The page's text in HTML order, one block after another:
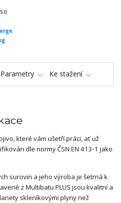
Parametry Ke stažení
které vám ušetří práci, ať už
dle normy ČSN EN 413-1 jako
surovin a jeho výroba je šetrná k
z Multibatu PLUS jsou kvalitní a
skleníkovými plyny než